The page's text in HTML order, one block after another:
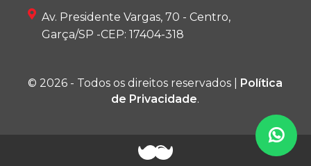
Av. Presidente Vargas, 70 - Centro,
Garça/SP -CEP: 17404-318
© 2026 - Todos os direitos reservados |
Política
de Privacidade.